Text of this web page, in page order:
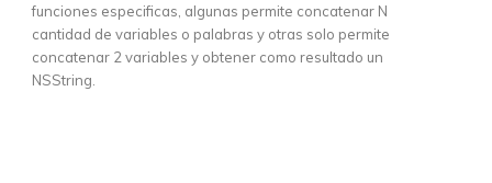
funciones especificas, algunas permite concatenar N
cantidad de variables o palabras y otras solo permite
concatenar 2 variables y obtener como resultado un
NSString.